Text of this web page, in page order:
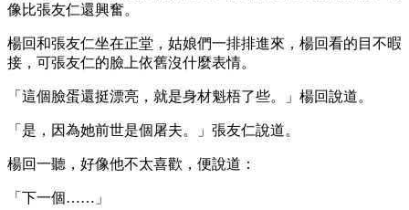
像比張友仁還興奮。
楊回和張友仁坐在正堂，姑娘們一排排進來，楊回看的目不暇
接，可張友仁的臉上依舊沒什麼表情。
「這個臉蛋還挺漂亮，就是身材魁梧了些。」楊回說道。
「是，因為她前世是個屠夫。」張友仁說道。
楊回一聽，好像他不太喜歡，便說道：
「下一個……」